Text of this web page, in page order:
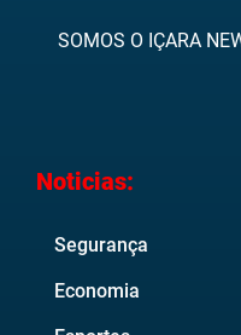
SOMOS O IÇARA
Noticias:
Segurança
Economia